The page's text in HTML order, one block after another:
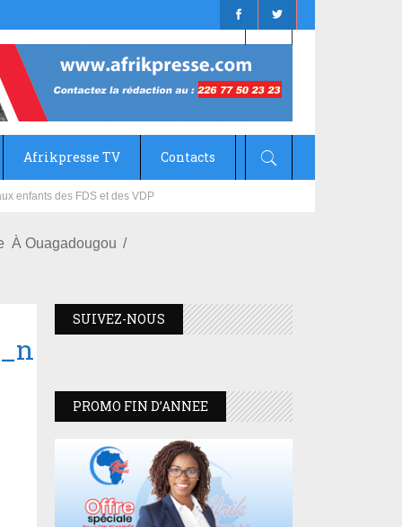
Afrikpresse TV Contacts
À Ouagadougou
SUIVEZ-NOUS
PROMO FIN D’ANNEE